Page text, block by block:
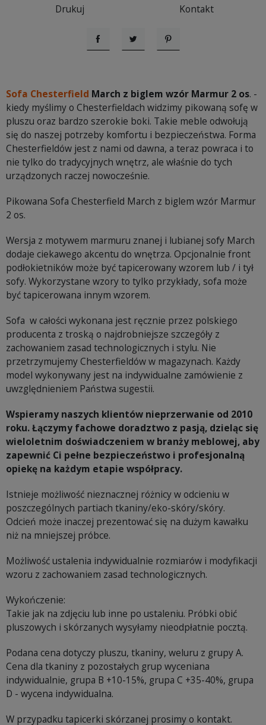
Drukuj Kontakt
UdostępnijTweetujPinterest
Sofa Chesterfield March z biglem wzór Marmur 2 os. -
kiedy myślimy o Chesterfieldach widzimy pikowaną sofę w
pluszu oraz bardzo szerokie boki. Takie meble odwołują
się do naszej potrzeby komfortu i bezpieczeństwa. Forma
Chesterfieldów jest z nami od dawna, a teraz powraca i to
nie tylko do tradycyjnych wnętrz, ale właśnie do tych
urządzonych raczej nowocześnie.
Pikowana Sofa Chesterfield March z biglem wzór Marmur
2 os.
Wersja z motywem marmuru znanej i lubianej sofy March
dodaje ciekawego akcentu do wnętrza. Opcjonalnie front
podłokietników może być tapicerowany wzorem lub / i tył
sofy. Wykorzystane wzory to tylko przykłady, sofa może
być tapicerowana innym wzorem.
Sofa w całości wykonana jest ręcznie przez polskiego
producenta z troską o najdrobniejsze szczegóły z
zachowaniem zasad technologicznych i stylu. Nie
przetrzymujemy Chesterfieldów w magazynach. Każdy
model wykonywany jest na indywidualne zamówienie z
uwzględnieniem Państwa sugestii.
Wspieramy naszych klientów nieprzerwanie od 2010
roku. Łączymy fachowe doradztwo z pasją, dzieląc się
wieloletnim doświadczeniem w branży meblowej, aby
zapewnić Ci pełne bezpieczeństwo i profesjonalną
opiekę na każdym etapie współpracy.
Istnieje możliwość nieznacznej różnicy w odcieniu w
poszczególnych partiach tkaniny/eko-skóry/skóry.
Odcień może inaczej prezentować się na dużym kawałku
niż na mniejszej próbce.
Możliwość ustalenia indywidualnie rozmiarów i modyfikacji
wzoru z zachowaniem zasad technologicznych.
Wykończenie:
Takie jak na zdjęciu lub inne po ustaleniu. Próbki obić
pluszowych i skórzanych wysyłamy nieodpłatnie pocztą.
Podana cena dotyczy pluszu, tkaniny, weluru z grupy A.
Cena dla tkaniny z pozostałych grup wyceniana
indywidualnie, grupa B +10-15%, grupa C +35-40%, grupa
D - wycena indywidualna.
W przypadku tapicerki skórzanej prosimy o kontakt.